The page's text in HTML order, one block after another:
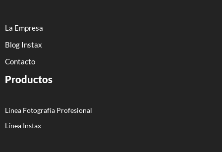
La Empresa
Blog Instax
Contacto
Productos
Línea Fotografía Profesional
Línea Instax